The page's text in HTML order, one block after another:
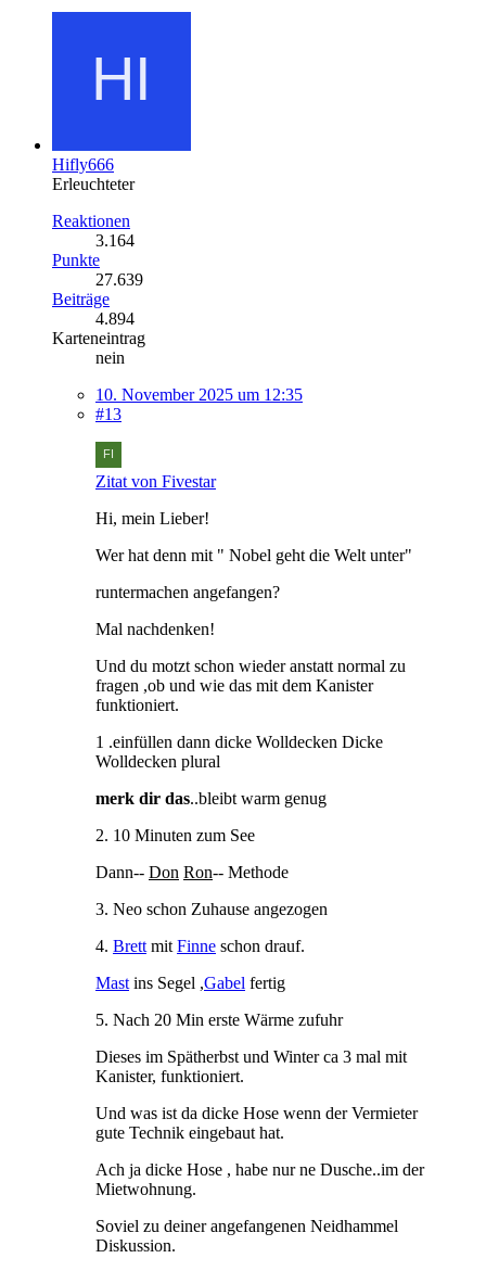
Hifly666
Erleuchteter
Reaktionen
3.164
Punkte
27.639
Beiträge
4.894
Karteneintrag
nein
10. November 2025 um 12:35
#13
Zitat von Fivestar
Hi, mein Lieber!
Wer hat denn mit " Nobel geht die Welt unter"
runtermachen angefangen?
Mal nachdenken!
Und du motzt schon wieder anstatt normal zu
fragen ,ob und wie das mit dem Kanister
funktioniert.
1 .einfüllen dann dicke Wolldecken Dicke
Wolldecken plural
merk dir das..bleibt warm genug
2. 10 Minuten zum See
Dann-- Don Ron-- Methode
3. Neo schon Zuhause angezogen
4. Brett mit Finne schon drauf.
Mast ins Segel ,Gabel fertig
5. Nach 20 Min erste Wärme zufuhr
Dieses im Spätherbst und Winter ca 3 mal mit
Kanister, funktioniert.
Und was ist da dicke Hose wenn der Vermieter
gute Technik eingebaut hat.
Ach ja dicke Hose , habe nur ne Dusche..im der
Mietwohnung.
Soviel zu deiner angefangenen Neidhammel
Diskussion.